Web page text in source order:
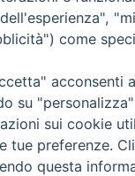
possono usufruire
dell’Italia
Cattolica del
alla Biblioteca
del relativo
di
per l’anno in
come
acconsenti
su
sui cookie
tue preferenze.
questa